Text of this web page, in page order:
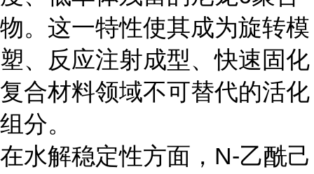
物。这一特性使其成为旋转模
塑、反应注射成型、快速固化
复合材料领域不可替代的活化
组分。
在水解稳定性方面，N-乙酰己